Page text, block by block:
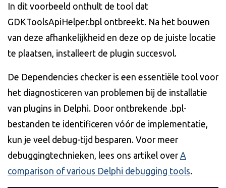
In dit voorbeeld onthult de tool dat
GDKToolsApiHelper.bpl ontbreekt. Na het bouwen
van deze afhankelijkheid en deze op de juiste locatie
te plaatsen, installeert de plugin succesvol.
De Dependencies checker is een essentiële tool voor
het diagnosticeren van problemen bij de installatie
van plugins in Delphi. Door ontbrekende .bpl-
bestanden te identificeren vóór de implementatie,
kun je veel debug-tijd besparen. Voor meer
debuggingtechnieken, lees ons artikel overA
comparison of various Delphi debugging tools.